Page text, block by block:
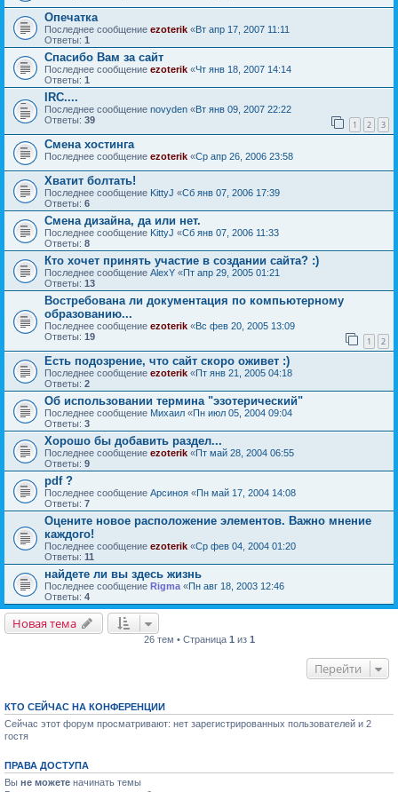
Опечатка
Последнее сообщение ezoterik «Вт апр 17, 2007 11:11
Ответы: 1
Спасибо Вам за сайт
Последнее сообщение ezoterik «Чт янв 18, 2007 14:14
Ответы: 1
IRC....
Последнее сообщение novyden «Вт янв 09, 2007 22:22
Ответы: 39 1 2 3
Смена хостинга
Последнее сообщение ezoterik «Ср апр 26, 2006 23:58
Хватит болтать!
Последнее сообщение KittyJ «Сб янв 07, 2006 17:39
Ответы: 6
Смена дизайна, да или нет.
Последнее сообщение KittyJ «Сб янв 07, 2006 11:33
Ответы: 8
Кто хочет принять участие в создании сайта? :)
Последнее сообщение AlexY «Пт апр 29, 2005 01:21
Ответы: 13
Востребована ли документация по компьютерному
образованию...
Последнее сообщение ezoterik «Вс фев 20, 2005 13:09
Ответы: 19 1 2
Есть подозрение, что сайт скоро оживет :)
Последнее сообщение ezoterik «Пт янв 21, 2005 04:18
Ответы: 2
Об использовании термина "эзотерический"
Последнее сообщение Михаил «Пн июл 05, 2004 09:04
Ответы: 3
Хорошо бы добавить раздел...
Последнее сообщение ezoterik «Пт май 28, 2004 06:55
Ответы: 9
pdf ?
Последнее сообщение Арсиноя «Пн май 17, 2004 14:08
Ответы: 7
Оцените новое расположение элементов. Важно мнение
каждого!
Последнее сообщение ezoterik «Ср фев 04, 2004 01:20
Ответы: 11
найдете ли вы здесь жизнь
Последнее сообщение Rigma «Пн авг 18, 2003 12:46
Ответы: 4
Новая тема
26 тем • Страница 1 из 1
Перейти
КТО СЕЙЧАС НА КОНФЕРЕНЦИИ
Сейчас этот форум просматривают: нет зарегистрированных пользователей и 2
гостя
ПРАВА ДОСТУПА
Вы не можете начинать темы